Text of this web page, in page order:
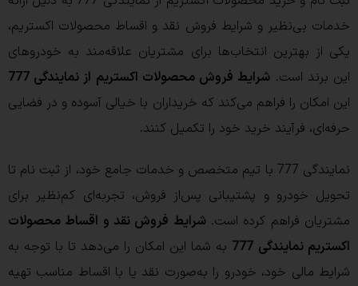
خدمات بی‌نظیر و شرایط فروش نقد و اقساط محصولات اکستریم،
یکی از بهترین انتخاب‌ها برای مشتریان علاقه‌مند به خودروهای
این برند است. شرایط فروش محصولات اکستریم از نمایندگی 777
این امکان را فراهم می‌کند که خریداران با خیالی آسوده و در فضایی
حرفه‌ای، فرآیند خرید خود را تکمیل کنند.
نمایندگی 777 با تیم متخصص و خدمات جامع خود، از ثبت نام تا
تحویل خودرو و پشتیبانی پس‌از فروش، تجربه‌ای کم‌نظیر برای
مشتریان فراهم کرده است.شرایط فروش نقد و اقساط محصولات
اکستریم نمایندگی 777 به شما این امکان را می‌دهد تا با توجه به
شرایط مالی خود، خودرو را به‌صورت نقد یا با اقساط مناسب تهیه